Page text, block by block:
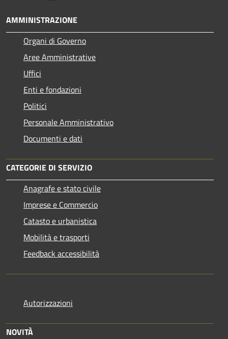
AMMINISTRAZIONE
Organi di Governo
Aree Amministrative
Uffici
Enti e fondazioni
Politici
Personale Amministrativo
Documenti e dati
CATEGORIE DI SERVIZIO
Anagrafe e stato civile
Imprese e Commercio
Catasto e urbanistica
Mobilità e trasporti
Feedback accessibilità
Autorizzazioni
NOVITÀ